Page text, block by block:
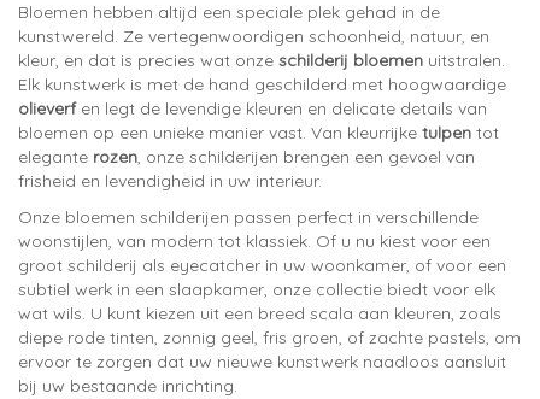
Bloemen hebben altijd een speciale plek gehad in de
kunstwereld. Ze vertegenwoordigen schoonheid, natuur, en
kleur, en dat is precies wat onze schilderij bloemen uitstralen.
Elk kunstwerk is met de hand geschilderd met hoogwaardige
olieverfen legt de levendige kleuren en delicate details van
bloemen op een unieke manier vast. Van kleurrijke tulpen tot
elegante rozen, onze schilderijen brengen een gevoel van
frisheid en levendigheid in uw interieur.
Onze bloemen schilderijen passen perfect in verschillende
woonstijlen, van modern tot klassiek. Of u nu kiest voor een
groot schilderij als eyecatcher in uw woonkamer, of voor een
subtiel werk in een slaapkamer, onze collectie biedt voor elk
wat wils. U kunt kiezen uit een breed scala aan kleuren, zoals
diepe rode tinten, zonnig geel, fris groen, of zachte pastels, om
ervoor te zorgen dat uw nieuwe kunstwerk naadloos aansluit
bij uw bestaande inrichting.